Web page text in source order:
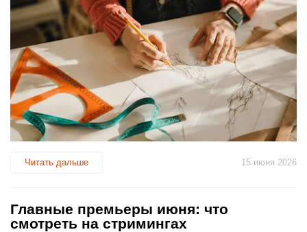
Читать дальше 15 июня 2026
Главные премьеры июня: что
смотреть на стримингах